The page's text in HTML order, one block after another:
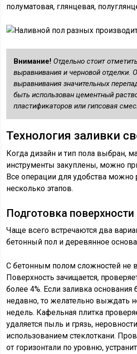
полуматовая, глянцевая,
Внимание! Отдельно стоит
выравнивания и черновой отделки.
выравнивания значительных
быть использован цементный
пластификаторов или гипсовая
Технология заливки
Когда дизайн и тип пола выбран,
инструменты закуплены, можно
Все операции для удобства можно
несколько этапов.
Подготовка поверхности
Чаще всего встречаются два
бетонный пол и деревянное
С бетонным полом сложностей не
Поверхность зачищается,
более 4%. Если заливка
недавно, то желательно выждать
недель. Кафельная плитка
удаляется пыль и грязь,
использованием стеклоткани.
от горизонтали по уровню,